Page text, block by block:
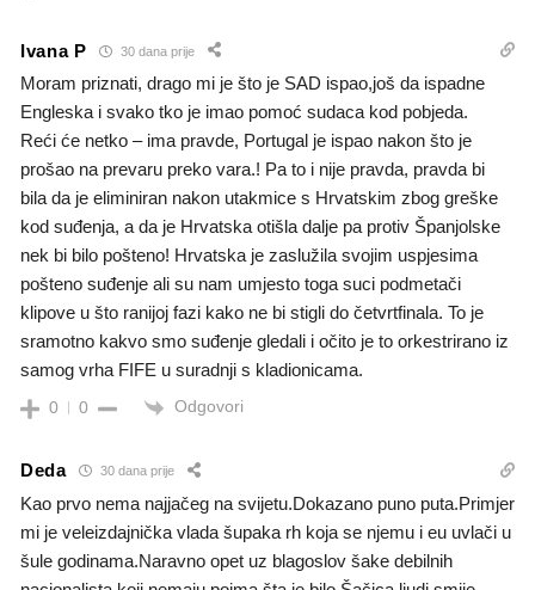
Ivana P 30 dana prije
Moram priznati, drago mi je što je SAD ispao,još da ispadne
Engleska i svako tko je imao pomoć sudaca kod pobjeda.
Reći će netko – ima pravde, Portugal je ispao nakon što je
prošao na prevaru preko vara.! Pa to i nije pravda, pravda bi
bila da je eliminiran nakon utakmice s Hrvatskim zbog greške
kod suđenja, a da je Hrvatska otišla dalje pa protiv Španjolske
nek bi bilo pošteno! Hrvatska je zaslužila svojim uspjesima
pošteno suđenje ali su nam umjesto toga suci podmetači
klipove u što ranijoj fazi kako ne bi stigli do četvrtfinala. To je
sramotno kakvo smo suđenje gledali i očito je to orkestrirano iz
samog vrha FIFE u suradnji s kladionicama.
0 0 Odgovori
Deda 30 dana prije
Kao prvo nema najjačeg na svijetu.Dokazano puno puta.Primjer
mi je veleizdajnička vlada šupaka rh koja se njemu i eu uvlači u
šule godinama.Naravno opet uz blagoslov šake debilnih